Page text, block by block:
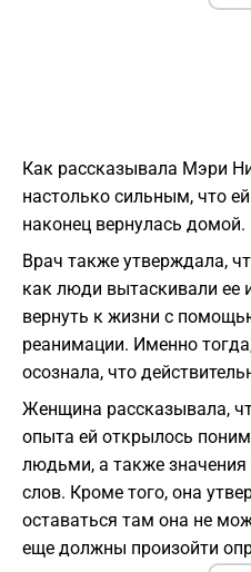
Как рассказывала Мэри
настолько сильным, что
наконец вернулась домой.
Врач также утверждала,
как люди вытаскивали ее
вернуть к жизни с
реанимации. Именно
осознала, что
Женщина рассказывала,
опыта ей открылось
людьми, а также значения
слов. Кроме того, она
оставаться там она не
еще должны произойти